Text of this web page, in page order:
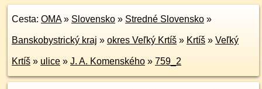
Cesta: OMA» Slovensko » Stredné Slovensko »
Banskobystrický kraj » okres Veľký Krtíš » Krtíš » Veľký
Krtíš » ulice » J. A. Komenského » 759_2